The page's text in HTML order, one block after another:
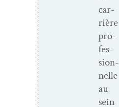
car­
rière
pro­
fes­
sion­
nelle
au
sein